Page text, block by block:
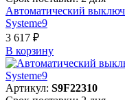
Автоматический
Systeme9
3 617 ₽
В корзинy
Артикул: S9F22310